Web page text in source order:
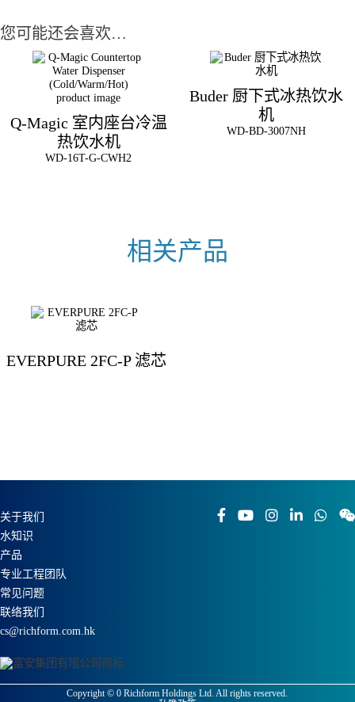
您可能还会喜欢…
Q-Magic 室内座台冷温
热饮水机
WD-16T-G-CWH2
Buder 厨下式冰热饮水
机
WD-BD-3007NH
EVERPURE 2FC-P 滤芯
关于我们
水知识
产品
专业工程团队
常见问题
联络我们
cs@richform.com.hk
Copyright ©0 Richform Holdings Ltd. All rights reserved.